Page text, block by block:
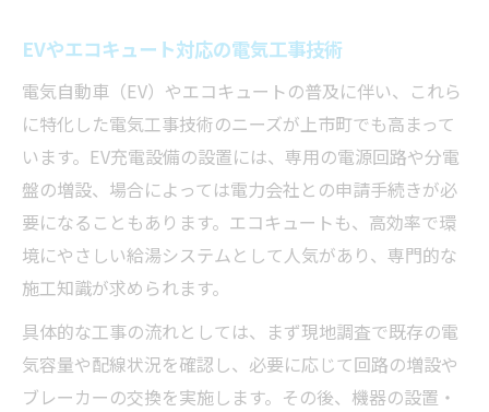
EVやエコキュート対応の電気工事技術
電気自動車（EV）やエコキュートの普及に伴い、これら
に特化した電気工事技術のニーズが上市町でも高まって
います。EV充電設備の設置には、専用の電源回路や分電
盤の増設、場合によっては電力会社との申請手続きが必
要になることもあります。エコキュートも、高効率で環
境にやさしい給湯システムとして人気があり、専門的な
施工知識が求められます。
具体的な工事の流れとしては、まず現地調査で既存の電
気容量や配線状況を確認し、必要に応じて回路の増設や
ブレーカーの交換を実施します。その後、機器の設置・